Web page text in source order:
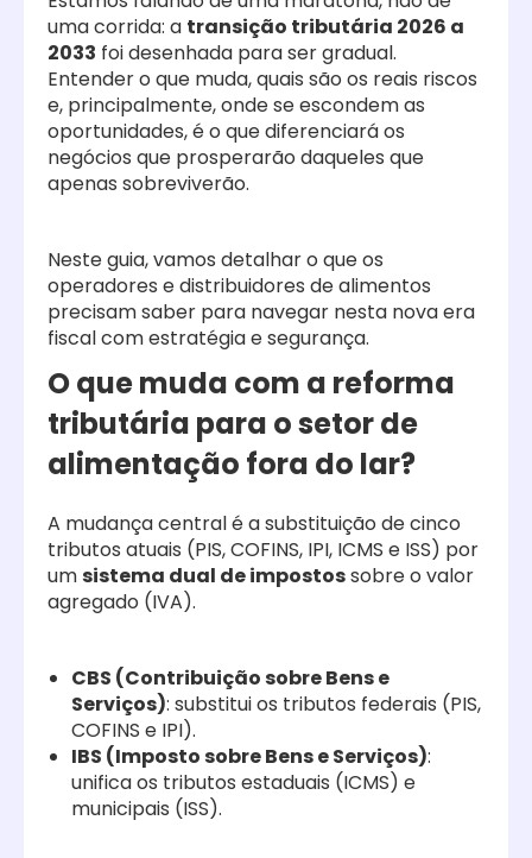
uma corrida: a transição tributária 2026 a
2033 foi desenhada para ser gradual.
Entender o que muda, quais são os reais riscos
e, principalmente, onde se escondem as
oportunidades, é o que diferenciará os
negócios que prosperarão daqueles que
apenas sobreviverão.
Neste guia, vamos detalhar o que os
operadores e distribuidores de alimentos
precisam saber para navegar nesta nova era
fiscal com estratégia e segurança.
O que muda com a reforma
tributária para o setor de
alimentação fora do lar?
A mudança central é a substituição de cinco
tributos atuais (PIS, COFINS, IPI, ICMS e ISS) por
umsistema dual de impostossobre o valor
agregado (IVA).
CBS (Contribuição sobre Bens e
Serviços): substitui os tributos federais (PIS,
COFINS e IPI).
IBS (Imposto sobre Bens e Serviços):
unifica os tributos estaduais (ICMS) e
municipais (ISS).